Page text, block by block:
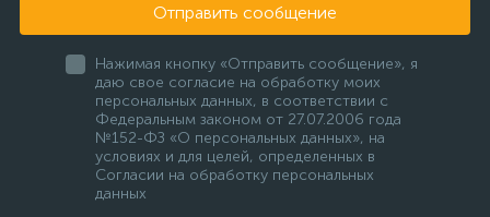
Отправить сообщение
Нажимая кнопку «Отправить сообщение», я
даю свое согласие на обработку моих
персональных данных, в соответствии с
Федеральным законом от 27.07.2006 года
№152-ФЗ «О персональных данных», на
условиях и для целей, определенных в
Согласии на обработку персональных
данных